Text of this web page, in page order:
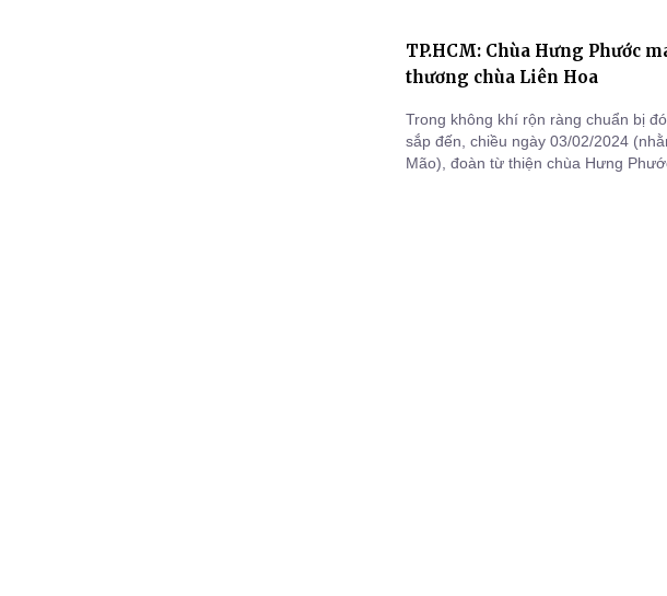
TP.HCM: Chùa Hưng Phước
thương chùa Liên Hoa
Trong không khí rộn ràng chuẩn bị
sắp đến, chiều ngày 03/02/2024
Mão), đoàn từ thiện chùa Hưng